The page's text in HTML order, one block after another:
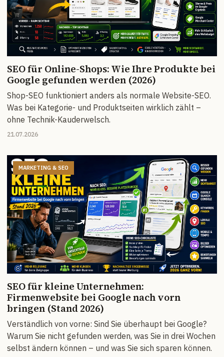
SEO für Online-Shops: Wie Ihre Produkte bei
Google gefunden werden (2026)
Shop-SEO funktioniert anders als normale Website-SEO.
Was bei Kategorie- und Produktseiten wirklich zählt –
ohne Technik-Kauderwelsch.
21.07.2026
MARKETING & SEO
SEO für kleine Unternehmen:
Firmenwebsite bei Google nach vorn
bringen (Stand 2026)
Verständlich von vorne: Sind Sie überhaupt bei Google?
Warum Sie nicht gefunden werden, was Sie in drei Wochen
selbst ändern können – und was Sie sich sparen können.